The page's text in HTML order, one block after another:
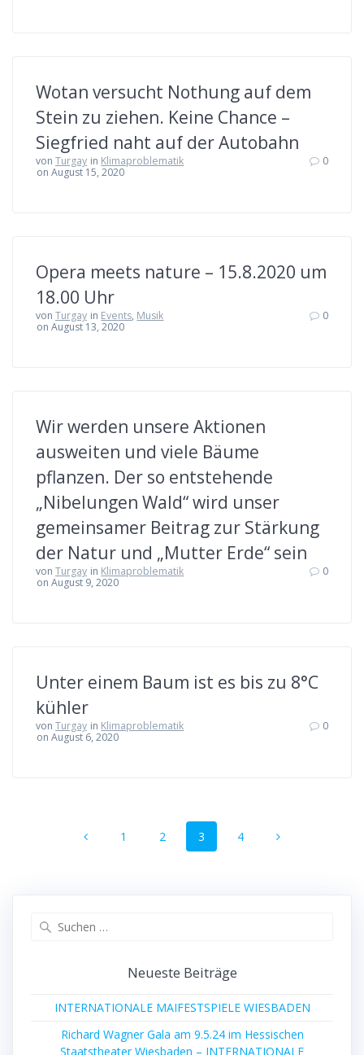
Wotan versucht Nothung auf dem
Stein zu ziehen. Keine Chance –
Siegfried naht auf der Autobahn
von Turgay in Klimaproblematik
on August 15, 2020
0
Opera meets nature – 15.8.2020 um
18.00 Uhr
von Turgay in Events, Musik
on August 13, 2020
0
Wir werden unsere Aktionen
ausweiten und viele Bäume
pflanzen. Der so entstehende
„Nibelungen Wald“ wird unser
gemeinsamer Beitrag zur Stärkung
der Natur und „Mutter Erde“ sein
von Turgay in Klimaproblematik
on August 9, 2020
0
Unter einem Baum ist es bis zu 8°C
kühler
von Turgay in Klimaproblematik
on August 6, 2020
0
Navigation
Seite
1 Seite
2 Seite
3 Seite
4
Neueste Beiträge
INTERNATIONALE MAIFESTSPIELE WIESBADEN
Richard Wagner Gala am 9.5.24 im Hessischen
Staatstheater Wiesbaden – INTERNATIONALE